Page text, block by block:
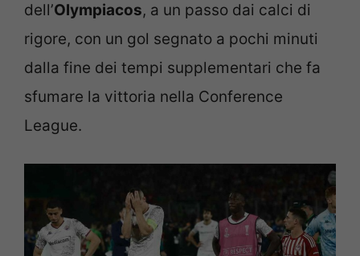
dell’Olympiacos, a un passo dai calci di
rigore, con un gol segnato a pochi minuti
dalla fine dei tempi supplementari che fa
sfumare la vittoria nella Conference
League.